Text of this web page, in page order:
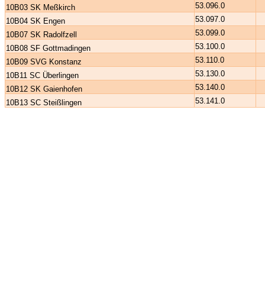
10B03 SK Meßkirch
53.096.0
10B04 SK Engen
53.097.0
10B07 SK Radolfzell
53.099.0
10B08 SF Gottmadingen
53.100.0
10B09 SVG Konstanz
53.110.0
10B11 SC Überlingen
53.130.0
10B12 SK Gaienhofen
53.140.0
10B13 SC Steißlingen
53.141.0